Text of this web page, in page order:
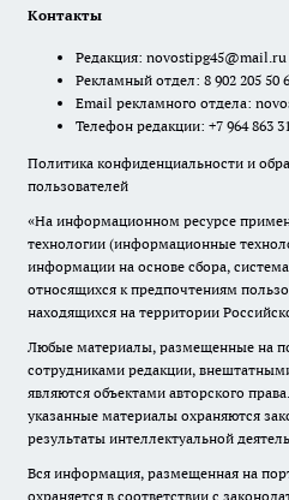
Контакты
Редакция: novostipg45@mail.ru
Рекламный отдел: 8 902 205 50
Email рекламного отдела:
Телефон редакции: +7 964 863
Политика конфиденциальности и
пользователей
«На информационном ресурсе
технологии (информационные
информации на основе сбора,
относящихся к предпочтениям
находящихся на территории
Любые материалы, размещенные на
сотрудниками редакции,
являются объектами авторского
указанные материалы охраняются
результаты интеллектуальной
Вся информация, размещенная на
охраняется в соответствии с